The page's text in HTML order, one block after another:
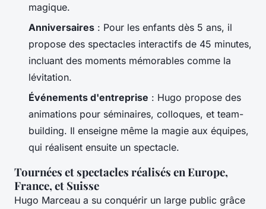
magique.
Anniversaires : Pour les enfants dès 5 ans, il
propose des spectacles interactifs de 45 minutes,
incluant des moments mémorables comme la
lévitation.
Événements d'entreprise : Hugo propose des
animations pour séminaires, colloques, et team-
building. Il enseigne même la magie aux équipes,
qui réalisent ensuite un spectacle.
Tournées et spectacles réalisés en Europe,
France, et Suisse
Hugo Marceau a su conquérir un large public grâce